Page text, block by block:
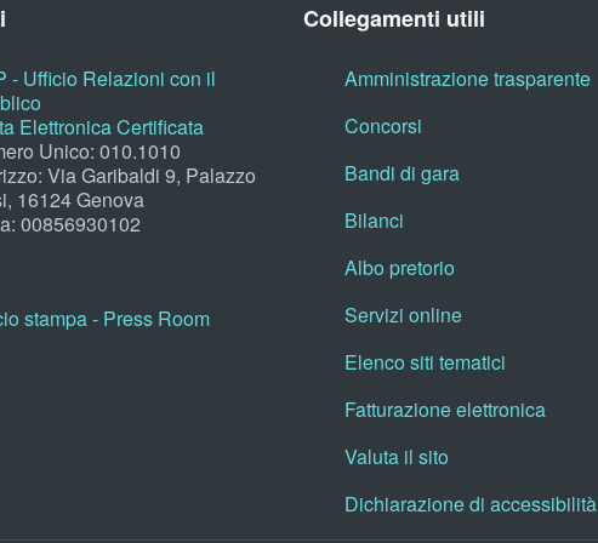
- Ufficio Relazioni con il
Elettronica Certificata
Unico: 010.1010
Via Garibaldi 9, Palazzo
16124 Genova
00856930102
stampa - Press Room
Collegamenti utili
Amministrazione trasparente
Concorsi
Bandi di gara
Bilanci
Albo pretorio
Servizi online
Elenco siti tematici
Fatturazione elettronica
Valuta il sito
Dichiarazione di accessibilità